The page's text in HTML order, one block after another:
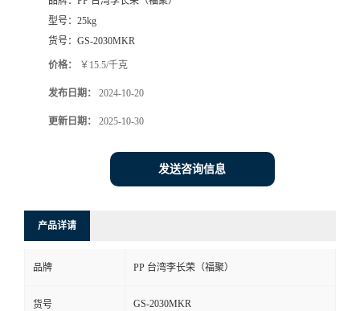
型号： 25kg
货号： GS-2030MKR
价格： ￥15.5/千克
发布日期： 2024-10-20
更新日期： 2025-10-30
发送咨询信息
产品详请
品牌 PP 台湾李长荣（福聚）
货号 GS-2030MKR